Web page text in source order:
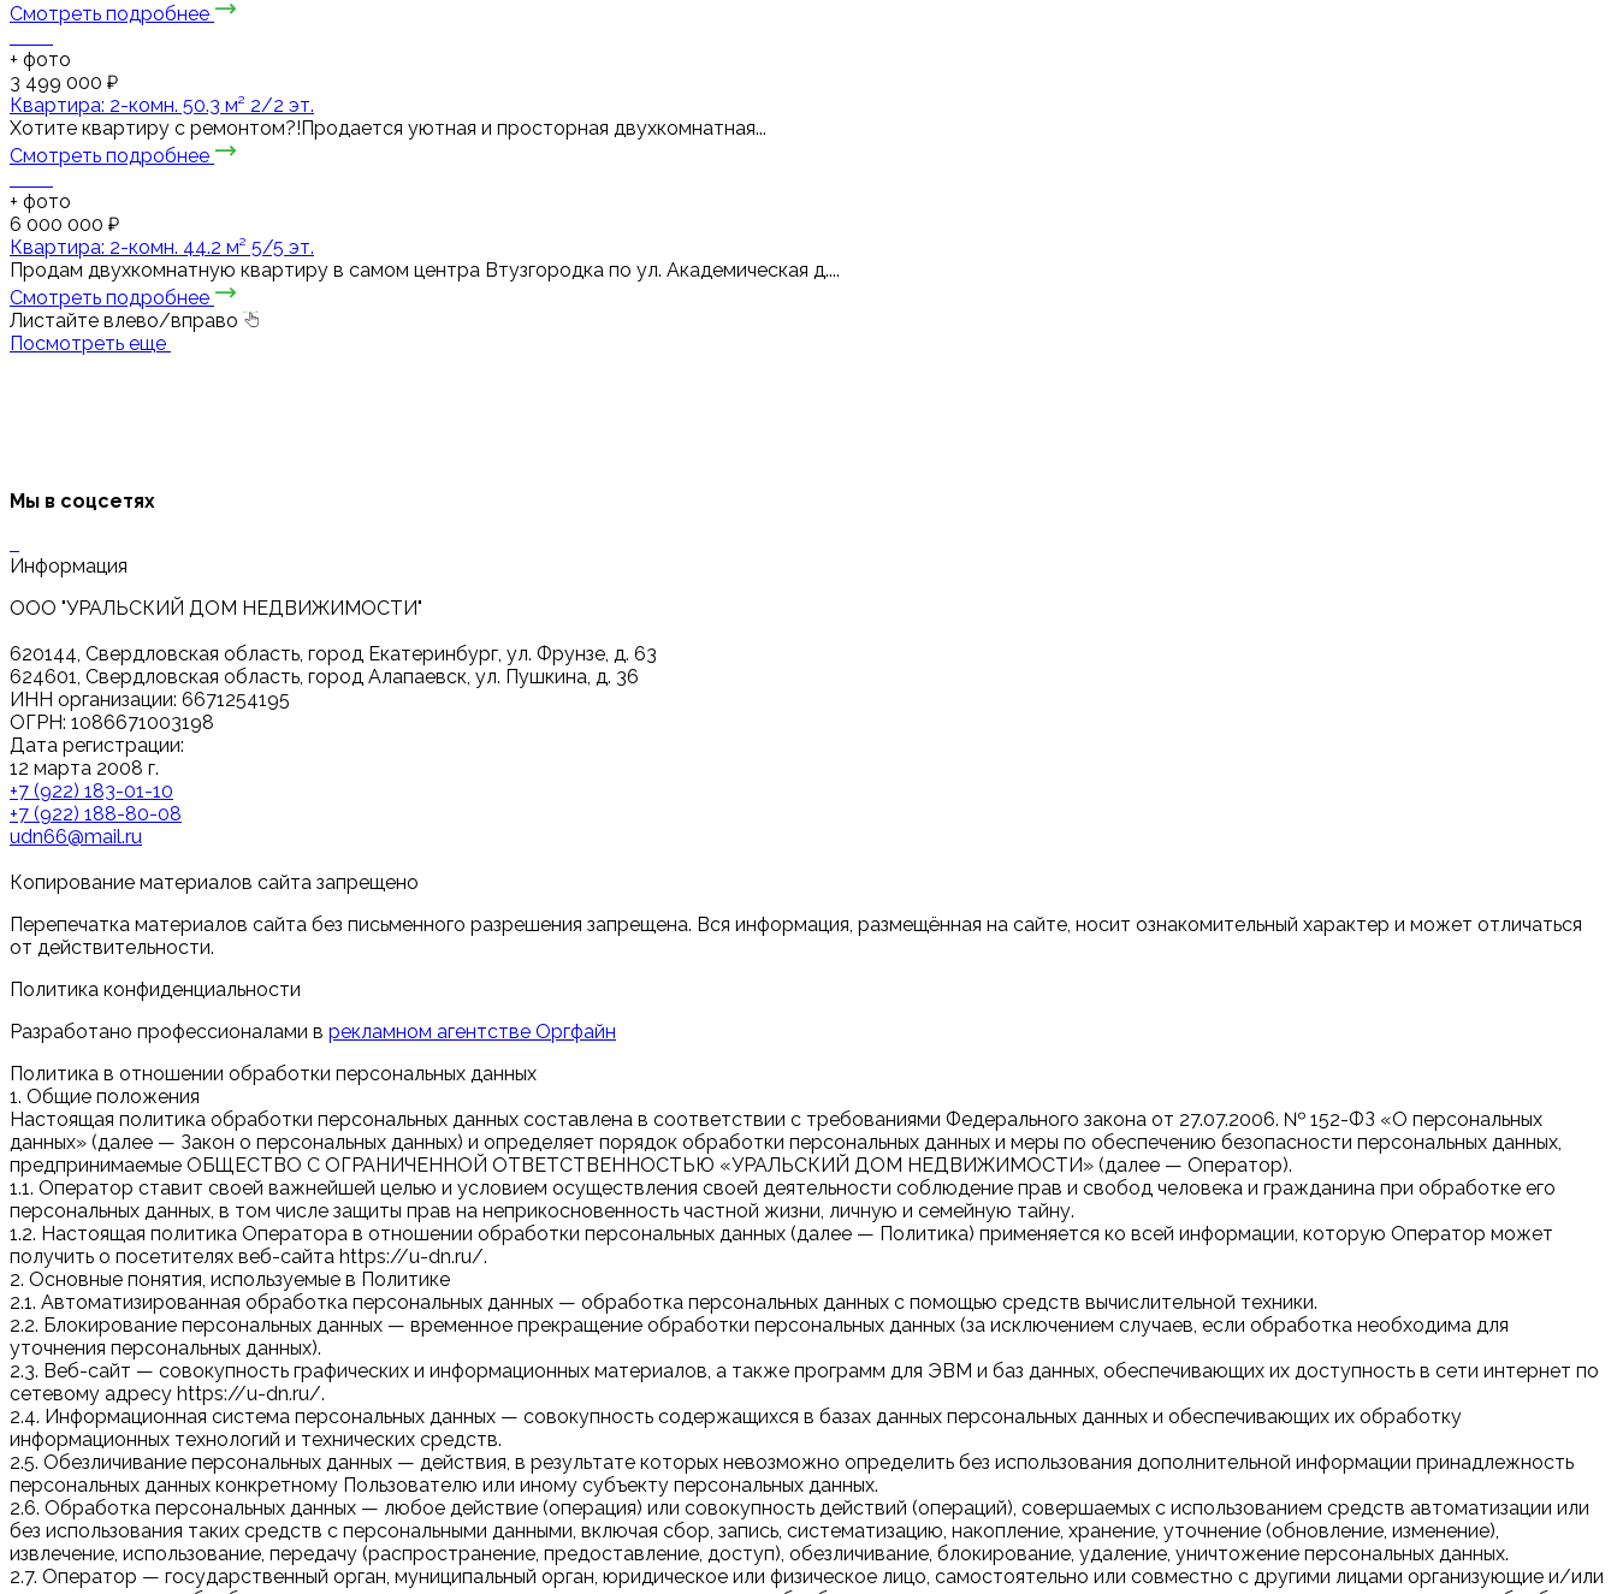
Смотреть подробнее
+ фото
3 499 000 ₽
Квартира: 2-комн. 50.3 м² 2/2 эт.
Хотите квартиру с ремонтом?!Продается уютная и просторная двухкомнатная...
Смотреть подробнее
+ фото
6 000 000 ₽
Квартира: 2-комн. 44.2 м² 5/5 эт.
Продам двухкомнатную квартиру в самом центра Втузгородка по ул. Академическая д....
Смотреть подробнее
Листайте влево/вправо
Посмотреть еще
Мы в соцсетях
Информация
ООО "УРАЛЬСКИЙ ДОМ НЕДВИЖИМОСТИ"
620144, Свердловская область, город Екатеринбург, ул. Фрунзе, д. 63
624601, Свердловская область, город Алапаевск, ул. Пушкина, д. 36
ИНН организации: 6671254195
ОГРН: 1086671003198
Дата регистрации:
12 марта 2008 г.
+7 (922) 183-01-10
+7 (922) 188-80-08
udn66@mail.ru
Копирование материалов сайта запрещено
Перепечатка материалов сайта без письменного разрешения запрещена. Вся информация, размещённая на сайте, носит ознакомительный характер и может отличаться
от действительности.
Политика конфиденциальности
Разработано профессионалами в рекламном агентстве Оргфайн
Политика в отношении обработки персональных данных
1. Общие положения
Настоящая политика обработки персональных данных составлена в соответствии с требованиями Федерального закона от 27.07.2006. № 152-ФЗ «О персональных
данных» (далее — Закон о персональных данных) и определяет порядок обработки персональных данных и меры по обеспечению безопасности персональных данных,
предпринимаемые ОБЩЕСТВО С ОГРАНИЧЕННОЙ ОТВЕТСТВЕННОСТЬЮ «УРАЛЬСКИЙ ДОМ НЕДВИЖИМОСТИ» (далее — Оператор).
1.1. Оператор ставит своей важнейшей целью и условием осуществления своей деятельности соблюдение прав и свобод человека и гражданина при обработке его
персональных данных, в том числе защиты прав на неприкосновенность частной жизни, личную и семейную тайну.
1.2. Настоящая политика Оператора в отношении обработки персональных данных (далее — Политика) применяется ко всей информации, которую Оператор может
получить о посетителях веб-сайта https://u-dn.ru/.
2. Основные понятия, используемые в Политике
2.1. Автоматизированная обработка персональных данных — обработка персональных данных с помощью средств вычислительной техники.
2.2. Блокирование персональных данных — временное прекращение обработки персональных данных (за исключением случаев, если обработка необходима для
уточнения персональных данных).
2.3. Веб-сайт — совокупность графических и информационных материалов, а также программ для ЭВМ и баз данных, обеспечивающих их доступность в сети интернет по
сетевому адресу https://u-dn.ru/.
2.4. Информационная система персональных данных — совокупность содержащихся в базах данных персональных данных и обеспечивающих их обработку
информационных технологий и технических средств.
2.5. Обезличивание персональных данных — действия, в результате которых невозможно определить без использования дополнительной информации принадлежность
персональных данных конкретному Пользователю или иному субъекту персональных данных.
2.6. Обработка персональных данных — любое действие (операция) или совокупность действий (операций), совершаемых с использованием средств автоматизации или
без использования таких средств с персональными данными, включая сбор, запись, систематизацию, накопление, хранение, уточнение (обновление, изменение),
извлечение, использование, передачу (распространение, предоставление, доступ), обезличивание, блокирование, удаление, уничтожение персональных данных.
2.7. Оператор — государственный орган, муниципальный орган, юридическое или физическое лицо, самостоятельно или совместно с другими лицами организующие и/или